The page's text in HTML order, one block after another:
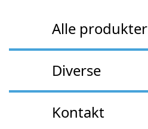
Alle produkter
Diverse
Kontakt